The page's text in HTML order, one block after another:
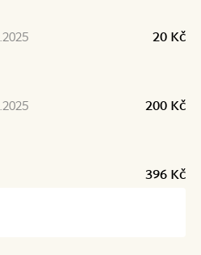
20 Kč
200 Kč
396 Kč